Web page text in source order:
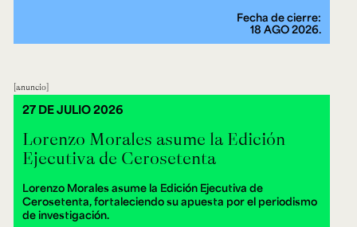
Fecha de cierre:
18 AGO 2026.
anuncio
Lorenzo Morales asume la Edición
Ejecutiva de Cerosetenta
Lorenzo Morales asume la Edición Ejecutiva de
Cerosetenta, fortaleciendo su apuesta por el periodismo
de investigación.
27 DE JULIO 2026